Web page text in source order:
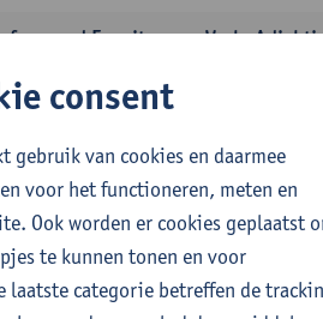
und Erweiterung: Verb,
1
Alex Haider
im deutschsprachigen Raum
consent
gebruik van cookies en daarmee
voor het functioneren, meten en
Ook worden er cookies geplaatst
te kunnen tonen en voor
laatste categorie betreffen de